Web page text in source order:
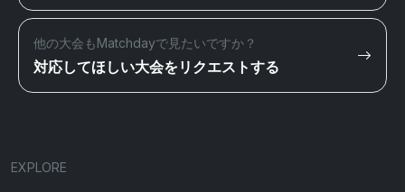
他の大会もMatchdayで見たいですか？
対応してほしい大会をリクエストする
EXPLORE